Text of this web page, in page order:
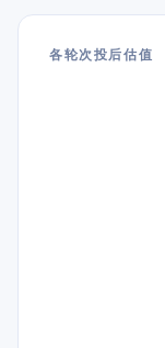
各轮次投后估值